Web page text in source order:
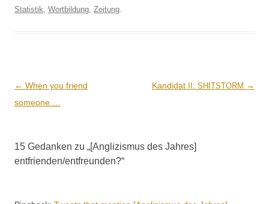
Statistik Wortbildung Zeitung
Beitrags-
Navigation
← When you friend
someone …
Kandidat : SHITSTORM →
15 Gedanken zu „[Anglizismus des Jahres]
entfrienden/entfreunden?“